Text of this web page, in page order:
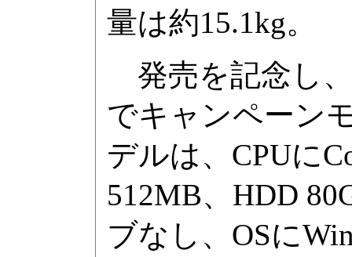
量は約15.1kg。
発売を記念し
でキャンペーン
デルは、CPUに
512MB、HDD
ブなし、OSに